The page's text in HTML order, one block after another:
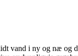
vand i ny og næ og